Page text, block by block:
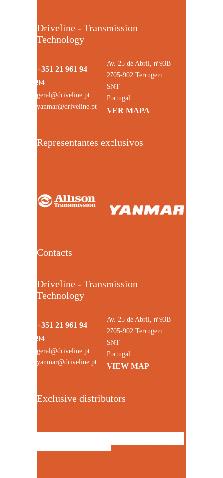
Driveline - Transmission
Technology
+351 21 961 94
94
geral@driveline.pt
yanmar@driveline.pt
Av. 25 de Abril, nº93B
2705-902 Terrugem
SNT
Portugal
VER MAPA
Representantes exclusivos
Contacts
Driveline - Transmission
Technology
+351 21 961 94
94
geral@driveline.pt
yanmar@driveline.pt
Av. 25 de Abril, nº93B
2705-902 Terrugem
SNT
Portugal
VIEW MAP
Exclusive distributors